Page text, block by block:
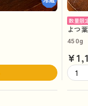
数量限
よつ
450g